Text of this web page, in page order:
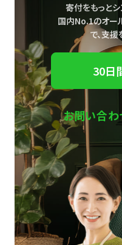
寄付をもっとシ
国内No.1のオー
で、支援
30日
お問い合わ